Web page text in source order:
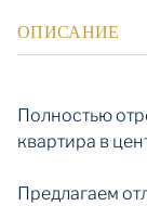
ОПИСАНИЕ
Полностью
квартира в
Предлагаем